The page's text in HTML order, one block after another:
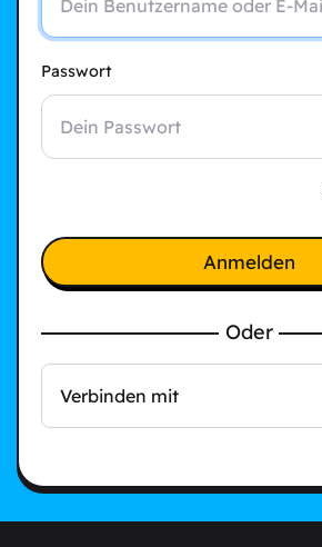
Passwort
Anmelden
Oder
Verbinden mit